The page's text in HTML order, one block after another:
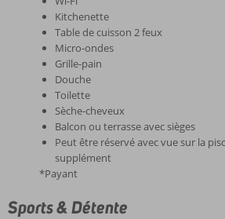
Kitchenette
Table de cuisson 2 feux
Micro-ondes
Grille-pain
Douche
Toilette
Sèche-cheveux
Balcon ou terrasse avec sièges
Peut être réservé avec vue sur la
supplément
*Payant
Sports & Détente